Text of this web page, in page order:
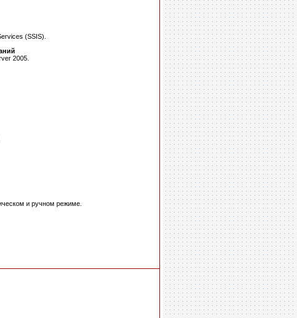
(SSIS).
2005.
и ручном режиме.